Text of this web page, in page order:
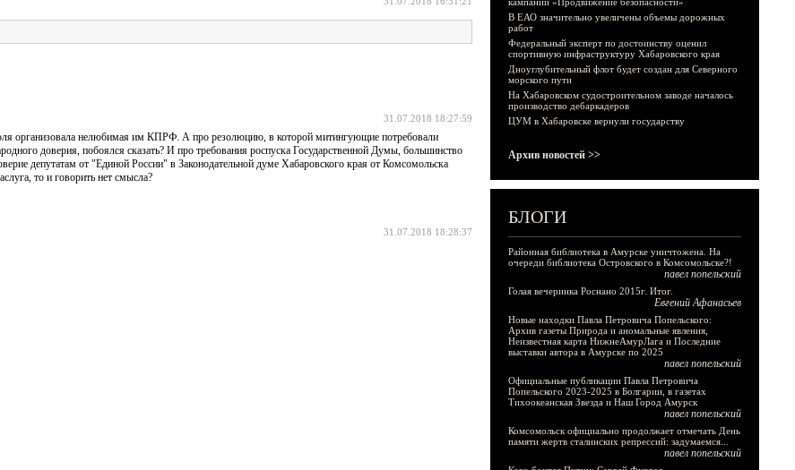
31.07.2018 18:27:59
организовала нелюбимая им КПРФ. А про резолюцию, в которой митингующие потребовали
доверия, побоялся сказать? И про требования роспуска Государственной Думы, большинство
депутатам от "Единой России" в Законодательной думе Хабаровского края от Комсомольска
то и говорить нет смысла?
31.07.2018 18:28:37
В ЕАО значительно увеличены объемы дорожных
работ
Федеральный эксперт по достоинству оценил
спортивную инфраструктуру Хабаровского края
Дноуглубительный флот будет создан для Северного
морского пути
На Хабаровском судостроительном заводе началось
производство дебаркадеров
ЦУМ в Хабаровске вернули государству
Архив новостей >>
БЛОГИ
Районная библиотека в Амурске уничтожена. На
очереди библиотека Островского в Комсомольске?!
павел попельский
Голая вечеринка Роснано 2015г. Итог.
Евгений Афанасьев
Новые находки Павла Петровича Попельского:
Архив газеты Природа и аномальные явления,
Неизвестная карта НижнеАмурЛага и Последние
выставки автора в Амурске по 2025
павел попельский
Официальные публикации Павла Петровича
Попельского 2023-2025 в Болгарии, в газетах
Тихоокеанская Звезда и Наш Город Амурск
павел попельский
Комсомольск официально продолжает отмечать День
памяти жертв сталинских репрессий: задумаемся...
павел попельский